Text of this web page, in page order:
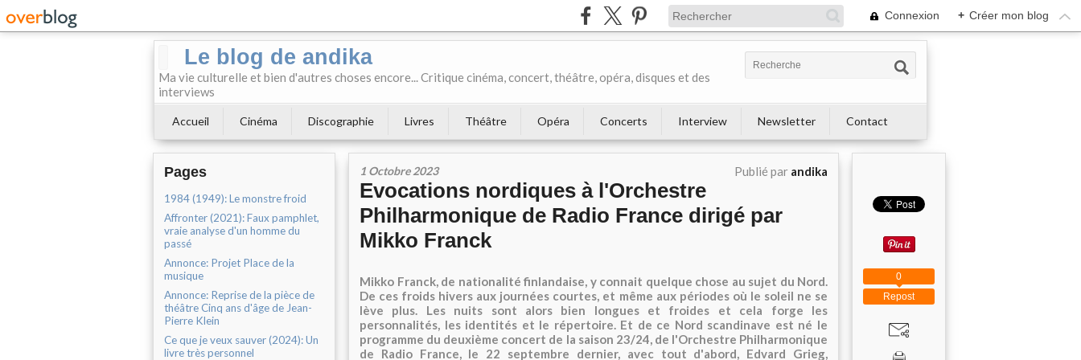
Connexion + Créer mon blog
Le blog de andika
Ma vie culturelle et bien d'autres choses encore... Critique cinéma, concert, théâtre, opéra, disques et des
interviews
Accueil Cinéma Discographie Livres Théâtre Opéra Concerts Interview Newsletter Contact
Pages
1984 (1949): Le monstre froid
Affronter (2021): Faux pamphlet,
vraie analyse d'un homme du
passé
Annonce: Projet Place de la
musique
Annonce: Reprise de la pièce de
théâtre Cinq ans d'âge de Jean-
Pierre Klein
Ce que je veux sauver (2024): Un
livre très personnel
1 Octobre 2023 Publié par andika
Evocations nordiques à l'Orchestre
Philharmonique de Radio France dirigé par
Mikko Franck
Mikko Franck, de nationalité finlandaise, y connait quelque chose au sujet du Nord.
De ces froids hivers aux journées courtes, et même aux périodes où le soleil ne se
lève plus. Les nuits sont alors bien longues et froides et cela forge les
personnalités, les identités et le répertoire. Et de ce Nord scandinave est né le
programme du deuxième concert de la saison 23/24, de l'Orchestre Philharmonique
de Radio France, le 22 septembre dernier, avec tout d'abord, Edvard Grieg,
Repost
0